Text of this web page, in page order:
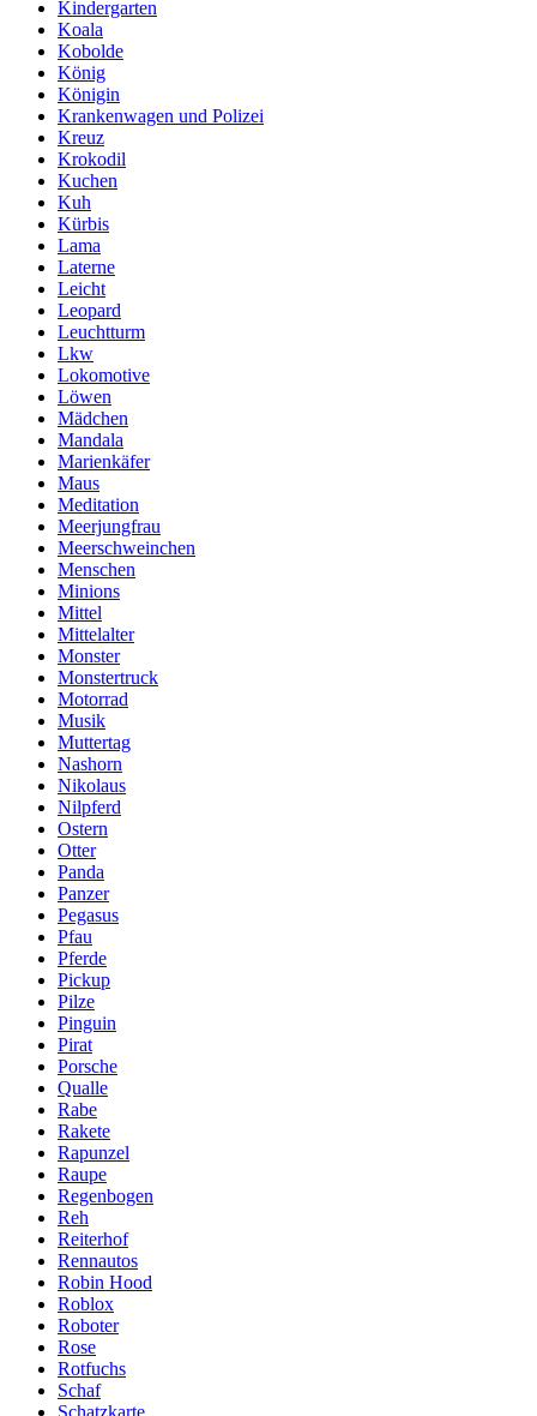
Kindergarten
Koala
Kobolde
König
Königin
Krankenwagen und Polizei
Kreuz
Krokodil
Kuchen
Kuh
Kürbis
Lama
Laterne
Leicht
Leopard
Leuchtturm
Lkw
Lokomotive
Löwen
Mädchen
Mandala
Marienkäfer
Maus
Meditation
Meerjungfrau
Meerschweinchen
Menschen
Minions
Mittel
Mittelalter
Monster
Monstertruck
Motorrad
Musik
Muttertag
Nashorn
Nikolaus
Nilpferd
Ostern
Otter
Panda
Panzer
Pegasus
Pfau
Pferde
Pickup
Pilze
Pinguin
Pirat
Porsche
Qualle
Rabe
Rakete
Rapunzel
Raupe
Regenbogen
Reh
Reiterhof
Rennautos
Robin Hood
Roblox
Roboter
Rose
Rotfuchs
Schaf